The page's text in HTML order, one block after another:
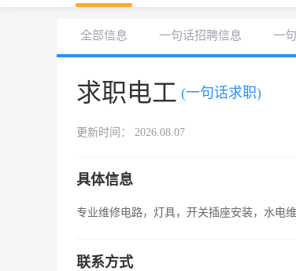
全部信息 一句话招聘信息 一
求职电工 (一句话求职)
更新时间： 2026.08.07
具体信息
专业维修电路，灯具，开关插座安装，水电
联系方式